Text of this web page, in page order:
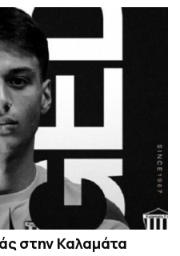
στην Καλαμάτα